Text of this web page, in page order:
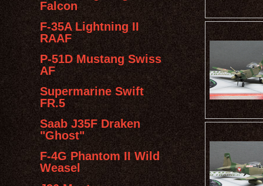
Falcon
F-35A Lightning II
RAAF
P-51D Mustang Swiss
AF
Supermarine Swift
FR.5
Saab J35F Draken
"Ghost"
F-4G Phantom II Wild
Weasel